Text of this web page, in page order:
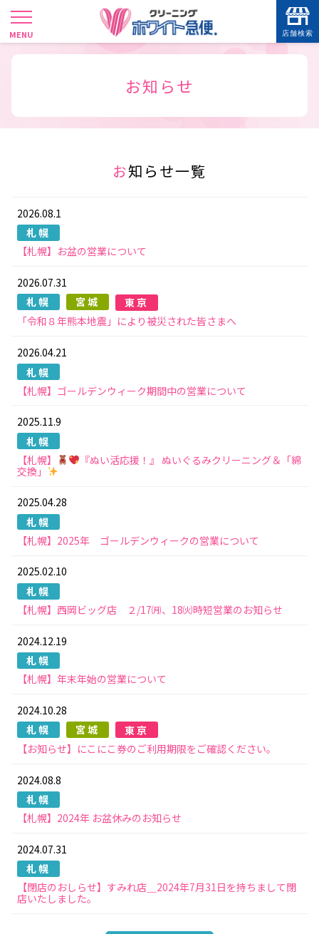
店舗検索
SHOP SEARCH
現在地から
お知らせ
お知らせ一覧
2026.08.1
札幌
【札幌】お盆の営業について
2026.07.31
札幌
宮城
東京
「令和８年熊本地震」により被災された皆さまへ
2026.04.21
札幌
【札幌】ゴールデンウィーク期間中の営業について
2025.11.9
札幌
【札幌】
『ぬい活応援！』 ぬいぐるみクリーニング＆「綿
交換」
2025.04.28
札幌
【札幌】2025年 ゴールデンウィークの営業について
2025.02.10
札幌
【札幌】西岡ビッグ店 ２/17㈪、18㈫時短営業のお知らせ
2024.12.19
札幌
【札幌】年末年始の営業について
2024.10.28
札幌
宮城
東京
【お知らせ】にこにこ券のご利用期限をご確認ください。
2024.08.8
札幌
【札幌】2024年 お盆休みのお知らせ
2024.07.31
札幌
【閉店のおしらせ】すみれ店＿2024年7月31日を持ちまして閉
店いたしました。